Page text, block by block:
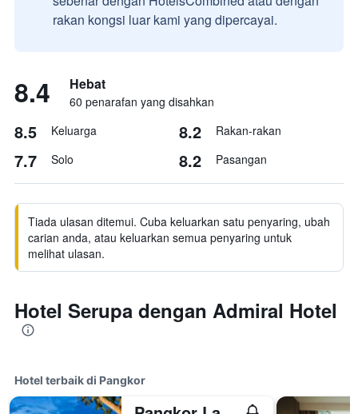
rakan kongsi luar kami yang dipercayai.
8.4 Hebat
60 penarafan yang disahkan
8.5 Keluarga 8.2 Rakan-rakan
7.7 Solo 8.2 Pasangan
Tiada ulasan ditemui. Cuba keluarkan satu penyaring, ubah
carian anda, atau keluarkan semua penyaring untuk
melihat ulasan.
Hotel Serupa dengan Admiral Hotel
Hotel terbaik di Pangkor